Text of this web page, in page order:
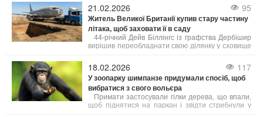
кіоску. У ролику він просить продати йому
журнал «з дівчатами», пояснюючи, що через
відсутність електрики не може дивитися
інтимний контент онлайн.
21.02.2026 95
Житель Великої Британії купив стару частину
літака, щоб заховати її в саду
44-річний Дейв Біллінгс із графства Дербішир
вирішив переобладнати свою ділянку у сховище
він придбав через Facebook Marketplace
хвостову частину Boeing 737, яку планує
поховати під землею та переобладнати на
повноцінний захищений бункер.
18.02.2026 117
У зоопарку шимпанзе придумали спосіб, щоб
вибратися з свого вольєра
Примати застосували гілки дерева, що впали,
щоб піднятися на паркан і звідти стрибнули у